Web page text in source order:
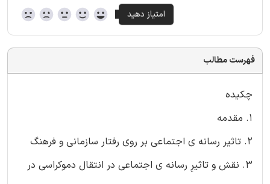
فهرست مطالب
چکیده
1. مقدمه
2. تاثیر رسانه ی اجتماعی بر روی رفتار سازمانی و فرهنگ
3. نقش و تاثیرِ رسانه ی اجتماعی در انتقال دموکراسی در